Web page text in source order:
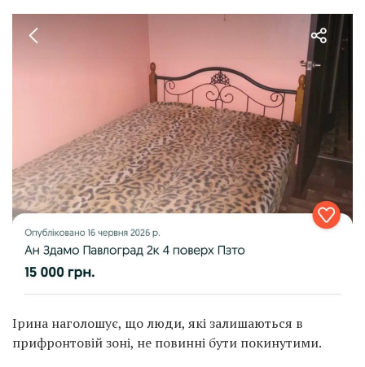
Ірина наголошує, що люди, які залишаються в
прифронтовій зоні, не повинні бути покинутими.